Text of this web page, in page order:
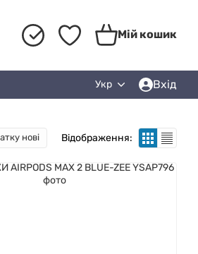
Мій кошик
Укр Вхід
нові Відображення: